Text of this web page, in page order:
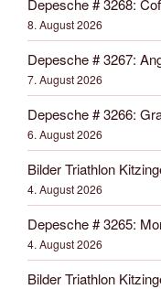
Depesche # 3268:
8. August 2026
Depesche # 3267:
7. August 2026
Depesche # 3266:
6. August 2026
Bilder Triathlon
4. August 2026
Depesche # 3265:
4. August 2026
Bilder Triathlon